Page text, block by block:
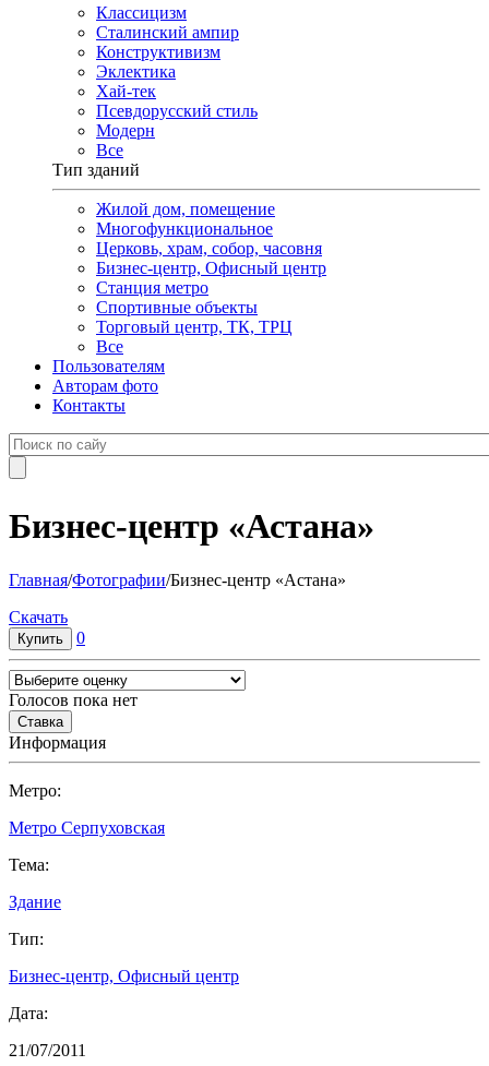
Классицизм
Сталинский ампир
Конструктивизм
Эклектика
Хай-тек
Псевдорусский стиль
Модерн
Все
Тип зданий
Жилой дом, помещение
Многофункциональное
Церковь, храм, собор, часовня
Бизнес-центр, Офисный центр
Станция метро
Спортивные объекты
Торговый центр, ТК, ТРЦ
Все
Пользователям
Авторам фото
Контакты
Бизнес-центр «Астана»
Главная/Фотографии/Бизнес-центр «Астана»
Cкачать
0
Голосов пока нет
Информация
Метро:
Метро Серпуховская
Тема:
Здание
Тип:
Бизнес-центр, Офисный центр
Дата:
21/07/2011